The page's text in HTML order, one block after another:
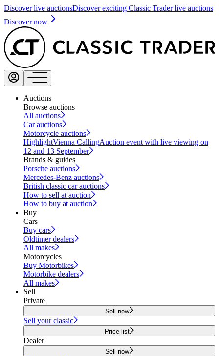
Discover live auctionsDiscover exciting Classic Trader live auctions
Discover now
Auctions
Browse auctions
All auctions
Car auctions
Motorcycle auctions
HighlightVienna CallingAuction event with live viewing on
12 and 13 September
Brands & guides
Porsche auctions
Mercedes-Benz auctions
British classic car auctions
How to sell at auction
How to buy at auction
Buy
Cars
Buy cars
Oldtimer dealers
All makes
Motorcycles
Buy Motorbikes
Motorbike dealers
All makes
Sell
Private
Sell now
Sell your classic
Price list
Dealer
Sell now